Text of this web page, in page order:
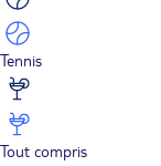
Tennis
Tout compris